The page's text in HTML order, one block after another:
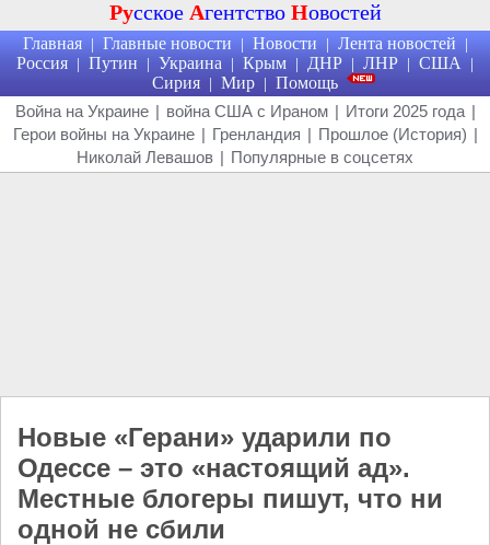
Русское Агентство Новостей
Главная | Главные новости | Новости | Лента новостей |
Россия | Путин | Украина | Крым | ДНР | ЛНР | США |
Сирия | Мир | Помощь
Война на Украине | война США с Ираном | Итоги 2025 года |
Герои войны на Украине | Гренландия | Прошлое (История) |
Николай Левашов | Популярные в соцсетях
Новые «Герани» ударили по
Одессе – это «настоящий ад».
Местные блогеры пишут, что ни
одной не сбили